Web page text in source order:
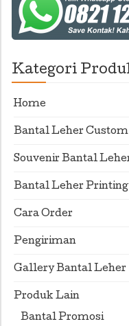
Kategori
Home
Bantal Leher Custom
Souvenir Bantal
Bantal Leher Printing
Cara Order
Pengiriman
Gallery Bantal Leher
Produk Lain
Bantal Promosi